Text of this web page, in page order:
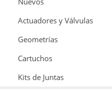
Actuadores y Válvulas
Geometrías
Cartuchos
Kits de Juntas